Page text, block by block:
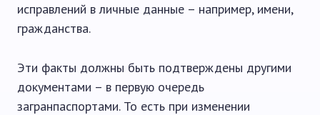
исправлений в личные данные – например, имени,
гражданства.
Эти факты должны быть подтверждены другими
документами – в первую очередь
загранпаспортами. То есть при изменении